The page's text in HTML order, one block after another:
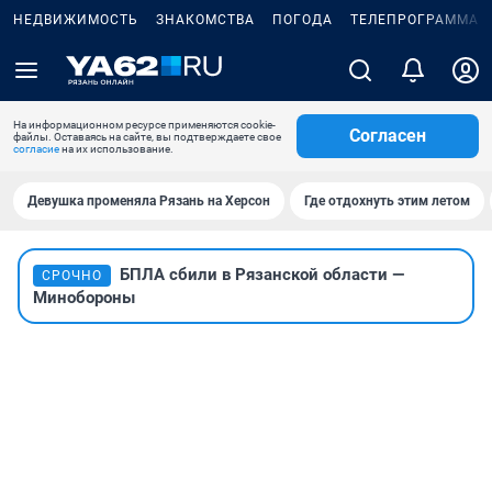
НЕДВИЖИМОСТЬ ЗНАКОМСТВА ПОГОДА ТЕЛЕПРОГРАММА
На информационном ресурсе применяются cookie-
файлы. Оставаясь на сайте, вы подтверждаете свое
согласиена их использование.
Согласен
Девушка променяла Рязань на Херсон Где отдохнуть этим летом
СРОЧНО
БПЛА сбили в Рязанской области —
Минобороны